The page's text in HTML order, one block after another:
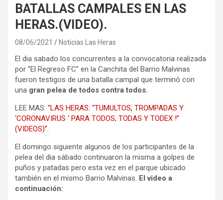
BATALLAS CAMPALES EN LAS
HERAS.(VIDEO).
08/06/2021 Noticias Las Heras
El dia sabado los concurrentes a la convocatoria realizada
por “El Regreso FC” en la Canchita del Barrio Malvinas
fueron testigos de una batalla campal que terminó con
una gran pelea de todos contra todos.
LEE MAS: “LAS HERAS: “TUMULTOS, TROMPADAS Y
‘CORONAVIRUS ‘ PARA TODOS, TODAS Y TODEX !”
(VIDEOS)”.
El domingo siguiente algunos de los participantes de la
pelea del dia sábado continuaron la misma a golpes de
puños y patadas pero esta vez en el parque ubicado
también en el mismo Barrio Malvinas. El video a
continuación: